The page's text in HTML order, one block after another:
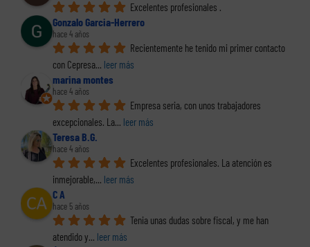
Excelentes profesionales .
Gonzalo Garcia-Herrero
hace 4 años
Recientemente he tenido mi primer contacto
con Cepresa... leer más
marina montes
hace 4 años
Empresa seria, con unos trabajadores
excepcionales. La... leer más
Teresa B.G.
hace 4 años
Excelentes profesionales. La atención es
inmejorable,... leer más
C A
hace 5 años
Tenia unas dudas sobre fiscal, y me han
atendido y... leer más